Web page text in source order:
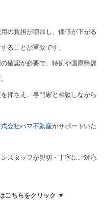
の負担が増加し、価値が下がる
ることが重要です。
確認が必要で、特例や国庫帰属
押さえ、専門家と相談しながら
会社ハマ不動産がサポートいた
スタッフが親切・丁寧にご対応
こちらをクリック ▼